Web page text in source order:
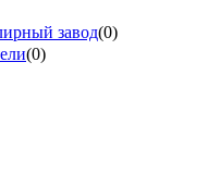
завод(0)
(0)